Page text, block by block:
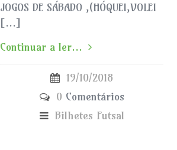
JOGOS DE SÁBADO ,(HÓQUEI,VOLEI
[…]
Continuar a ler...
19/10/2018
0 Comentários
Bilhetes Futsal